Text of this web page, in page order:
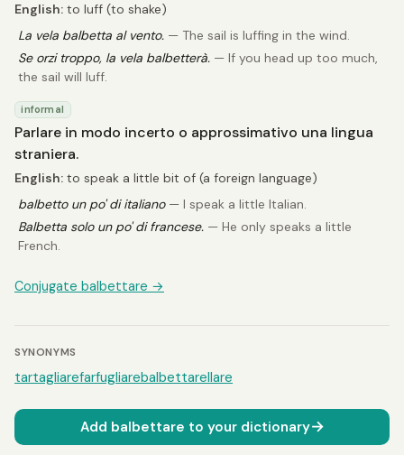
English: to luff (to shake)
La vela balbetta al vento. — The sail is luffing in the wind.
Se orzi troppo, la vela balbetterà. — If you head up too much,
the sail will luff.
informal
Parlare in modo incerto o approssimativo una lingua
straniera.
English: to speak a little bit of (a foreign language)
balbetto un po' di italiano— I speak a little Italian.
Balbetta solo un po' di francese. — He only speaks a little
French.
Conjugate balbettare →
SYNONYMS
tartagliarefarfugliarebalbettarellare
Add balbettare to your dictionary→